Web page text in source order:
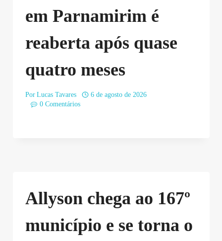
em Parnamirim é
reaberta após quase
quatro meses
Por Lucas Tavares
6 de agosto de 2026
0 Comentários
Allyson chega ao 167º
município e se torna o